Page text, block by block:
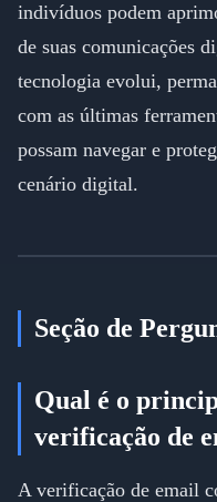
indivíduos podem
de suas comunicações
tecnologia evolui,
com as últimas
possam navegar e
cenário digital.
Seção de
Qual é o
verificação de
A verificação de email